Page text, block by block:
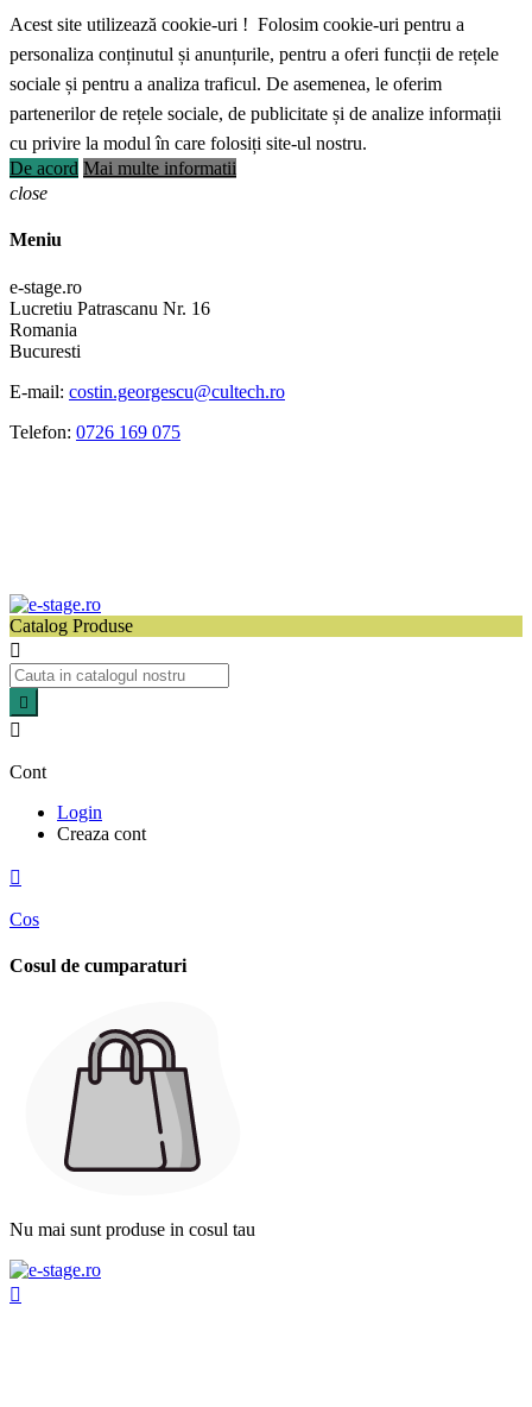
Acest site utilizează cookie-uri ! Folosim cookie-uri pentru a
personaliza conținutul și anunțurile, pentru a oferi funcții de rețele
sociale și pentru a analiza traficul. De asemenea, le oferim
partenerilor de rețele sociale, de publicitate și de analize informații
cu privire la modul în care folosiți site-ul nostru.
De acord Mai multe informatii
close
Meniu
e-stage.ro
Lucretiu Patrascanu Nr. 16
Romania
Bucuresti
E-mail: costin.georgescu@cultech.ro
Telefon: 0726 169 075
Catalog Produse



Cont
Login
Creaza cont

Cos
Cosul de cumparaturi
Nu mai sunt produse in cosul tau
